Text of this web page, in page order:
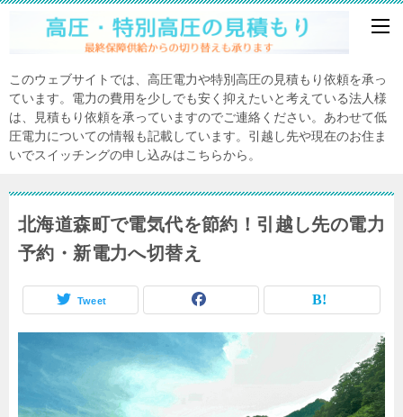
このウェブサイトでは、高圧電力や特別高圧の見積もり依頼を承っ
ています。電力の費用を少しでも安く抑えたいと考えている法人様
は、見積もり依頼を承っていますのでご連絡ください。あわせて低
圧電力についての情報も記載しています。引越し先や現在のお住ま
いでスイッチングの申し込みはこちらから。
北海道森町で電気代を節約！引越し先の電力
予約・新電力へ切替え
Tweet